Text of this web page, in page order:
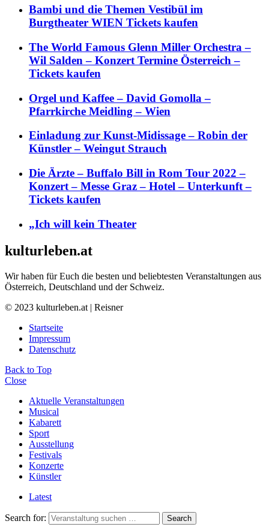
Bambi und die Themen Vestibül im
Burgtheater WIEN Tickets kaufen
The World Famous Glenn Miller Orchestra –
Wil Salden – Konzert Termine Österreich –
Tickets kaufen
Orgel und Kaffee – David Gomolla –
Pfarrkirche Meidling – Wien
Einladung zur Kunst-Midissage – Robin der
Künstler – Weingut Strauch
Die Ärzte – Buffalo Bill in Rom Tour 2022 –
Konzert – Messe Graz – Hotel – Unterkunft –
Tickets kaufen
„Ich will kein Theater
kulturleben.at
Wir haben für Euch die besten und beliebtesten Veranstaltungen aus
Österreich, Deutschland und der Schweiz.
© 2023 kulturleben.at | Reisner
Startseite
Impressum
Datenschutz
Back to Top
Close
Aktuelle Veranstaltungen
Musical
Kabarett
Sport
Ausstellung
Festivals
Konzerte
Künstler
Latest
Search for: Search